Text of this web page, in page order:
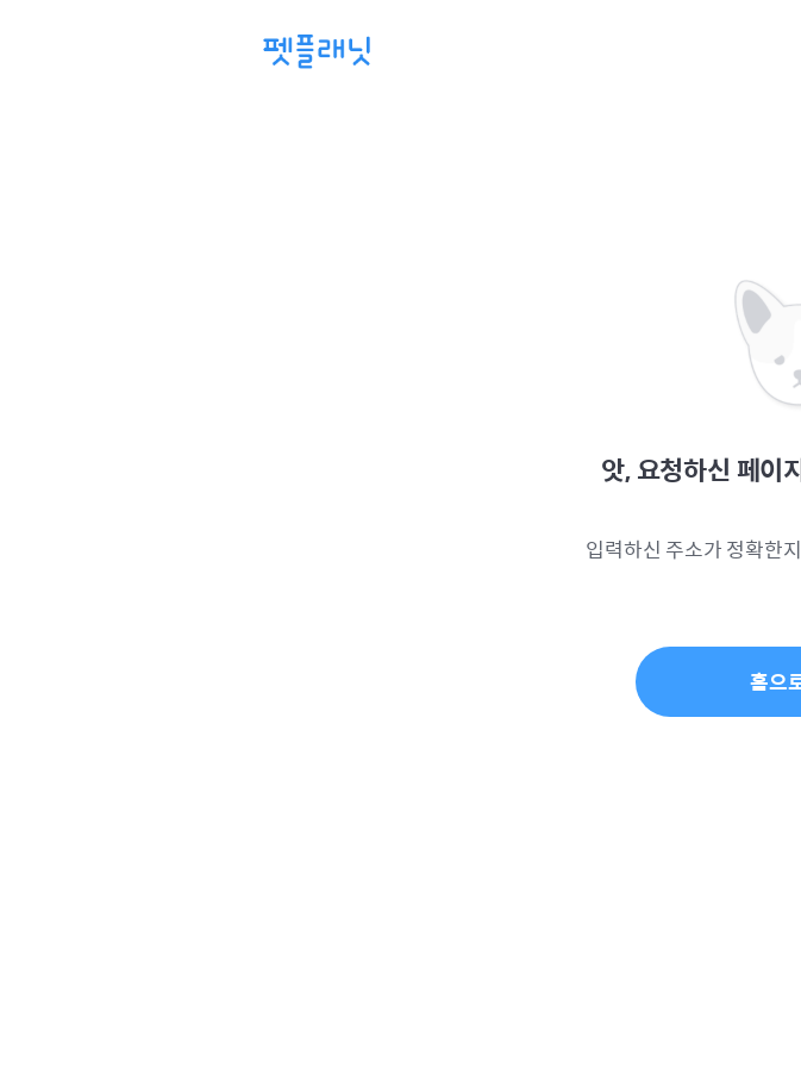
앗, 요청하신 페이
입력하신 주소가 정확한
홈으